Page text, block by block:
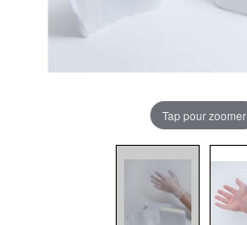
Tap pour zoomer